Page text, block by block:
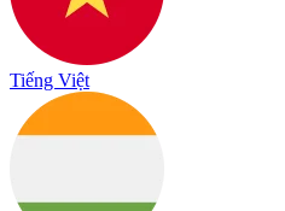
Tiếng Việt